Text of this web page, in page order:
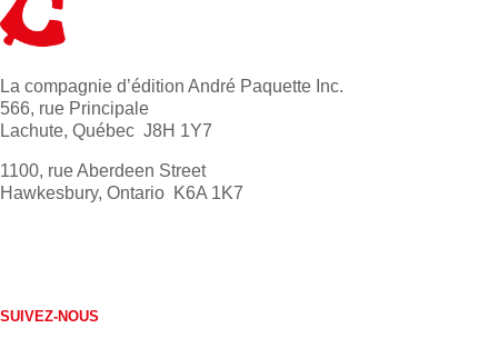
La compagnie d’édition André Paquette Inc.
566, rue Principale
Lachute, Québec J8H 1Y7
1100, rue Aberdeen Street
Hawkesbury, Ontario K6A 1K7
SUIVEZ-NOUS